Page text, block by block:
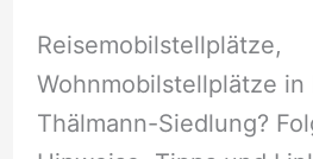
Reisemobilstellplätze,
Wohnmobilstellplätze in
Thälmann-Siedlung?